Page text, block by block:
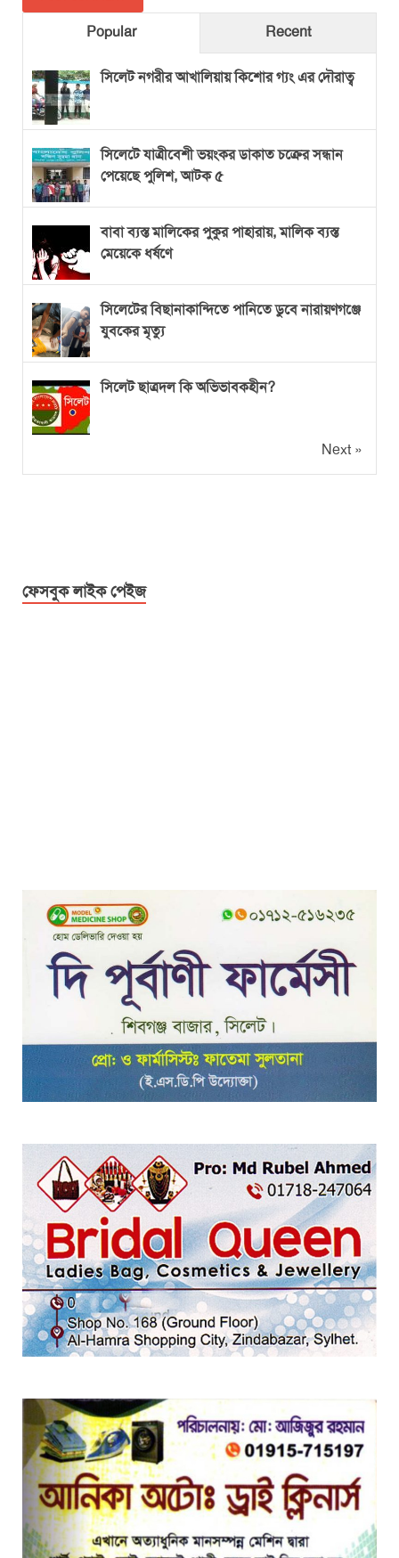
Popular Recent
সিলেট নগরীর আখালিয়ায় কিশোর গ্যং এর দৌরাত্ব
সিলেটে যাত্রীবেশী ভয়ংকর ডাকাত চক্রের সন্ধান
পেয়েছে পুলিশ, আটক ৫
বাবা ব্যস্ত মালিকের পুকুর পাহারায়, মালিক ব্যস্ত
মেয়েকে ধর্ষণে
সিলেটের বিছানাকান্দিতে পানিতে ডুবে নারায়ণগঞ্জে
যুবকের মৃত্যু
সিলেট ছাত্রদল কি অভিভাবকহীন?
Next »
ফেসবুক লাইক পেইজ